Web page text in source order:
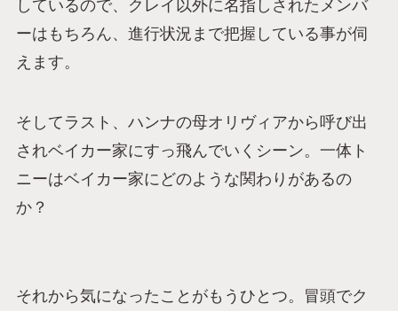
しているので、クレイ以外に名指しされたメンバ
ーはもちろん、進行状況まで把握している事が伺
えます。
そしてラスト、ハンナの母オリヴィアから呼び出
されベイカー家にすっ飛んでいくシーン。一体ト
ニーはベイカー家にどのような関わりがあるの
か？
それから気になったことがもうひとつ。冒頭でク